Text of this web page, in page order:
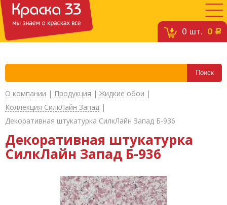
0 шт. 0 c
О компании | Продукция | Жидкие обои |
Коллекция СилкЛайн Запад |
Декоративная штукатурка СилкЛайн Запад Б-936
Декоративная штукатурка
СилкЛайн Запад Б-936